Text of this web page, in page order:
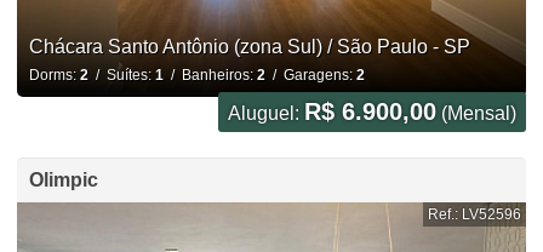
Chácara Santo Antônio (zona Sul) / São Paulo - SP
Dorms: 2/ Suítes: 1/ Banheiros: 2/ Garagens: 2
Aluguel: R$ 6.900,00 (Mensal)
Olimpic
Ref.: LV52596